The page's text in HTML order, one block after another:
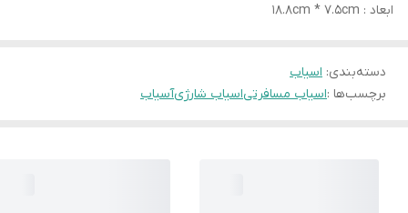
ابعاد : 18.8cm * 7.5cm
دسته‌بندی: اسیاب
برچسب‌ها :اسیاب مسافرتیاسیاب شارژیآسیاب